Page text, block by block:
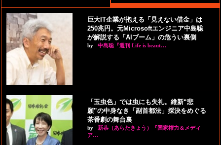
巨大IT企業が抱える「見えない借金」は
250兆円。元Microsoftエンジニア中島聡
が解説する「AIブーム」の危うい裏側
by 中島聡『週刊 Life is beaut…
「玉虫色」では虫にも失礼。維新“悲
願”の中身なき「副首都法」採決をめぐる
茶番劇の舞台裏
by
新恭（あらたきょう）『国家権力＆メディ
ア…